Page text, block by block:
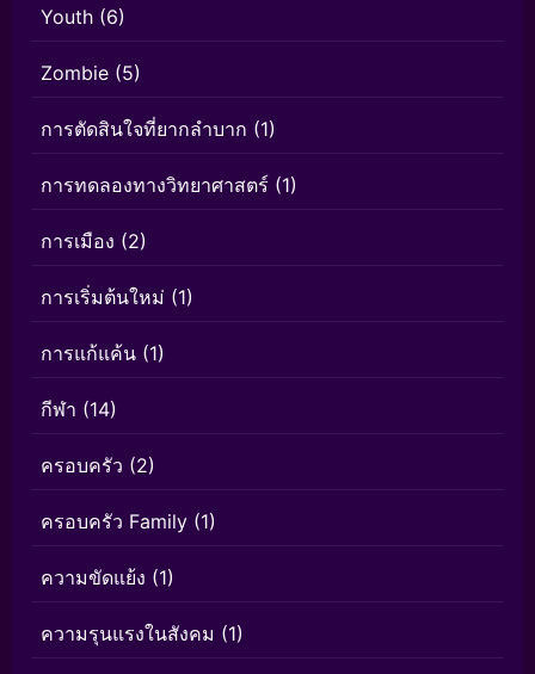
Youth (6)
Zombie (5)
การตัดสินใจที่ยากลำบาก (1)
การทดลองทางวิทยาศาสตร์ (1)
การเมือง (2)
การเริ่มต้นใหม่ (1)
การแก้แค้น (1)
กีฬา (14)
ครอบครัว (2)
ครอบครัว Family (1)
ความขัดแย้ง (1)
ความรุนแรงในสังคม (1)